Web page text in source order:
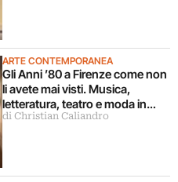
ARTE CONTEMPORANEA
Gli Anni ’80 a Firenze come non
li avete mai visti. Musica,
letteratura, teatro e moda in
mostra
di Christian Caliandro